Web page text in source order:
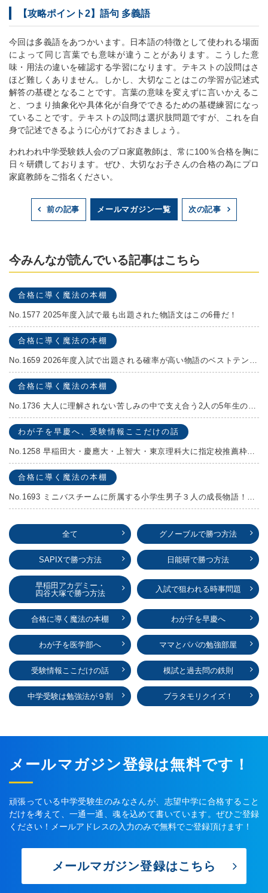
【攻略ポイント2】語句 多義語
今回は多義語をあつかいます。日本語の特徴として使われる場面
によって同じ言葉でも意味が違うことがあります。こうした意
味・用法の違いを確認する学習になります。テキストの設問はさ
ほど難しくありません。しかし、大切なことはこの学習が記述式
解答の基礎となることです。言葉の意味を変えずに言いかえるこ
と、つまり抽象化や具体化が自身でできるための基礎練習になっ
ていることです。テキストの設問は選択肢問題ですが、これを自
身で記述できるように心がけておきましょう。
われわれ中学受験鉄人会のプロ家庭教師は、常に100％合格を胸に
日々研鑽しております。ぜひ、大切なお子さんの合格の為にプロ
家庭教師をご指名ください。
前の記事 メールマガジン一覧 次の記事
今みんなが読んでいる記事はこちら
合格に導く魔法の本棚
No.1577 2025年度入試で最も出題された物語文はこの6冊だ！
合格に導く魔法の本棚
合格に導く魔法の本棚
わが子を早慶へ、受験情報ここだけの話
合格に導く魔法の本棚
全て グノーブルで勝つ方法
SAPIXで勝つ方法 日能研で勝つ方法
早稲田アカデミー・
四谷大塚で勝つ方法
入試で狙われる時事問題
合格に導く魔法の本棚 わが子を早慶へ
わが子を医学部へ ママとパパの勉強部屋
受験情報ここだけの話 模試と過去問の鉄則
中学受験は勉強法が９割 ブラタモリクイズ！
メールマガジン登録は無料です！
頑張っている中学受験生のみなさんが、志望中学に合格すること
だけを考えて、一通一通、魂を込めて書いています。ぜひご登録
ください！メールアドレスの入力のみで無料でご登録頂けます！
メールマガジン登録はこちら